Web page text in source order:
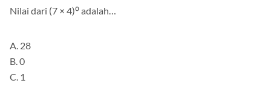
Nilai dari (7 × 4)⁰ adalah…
A. 28
B. 0
C. 1